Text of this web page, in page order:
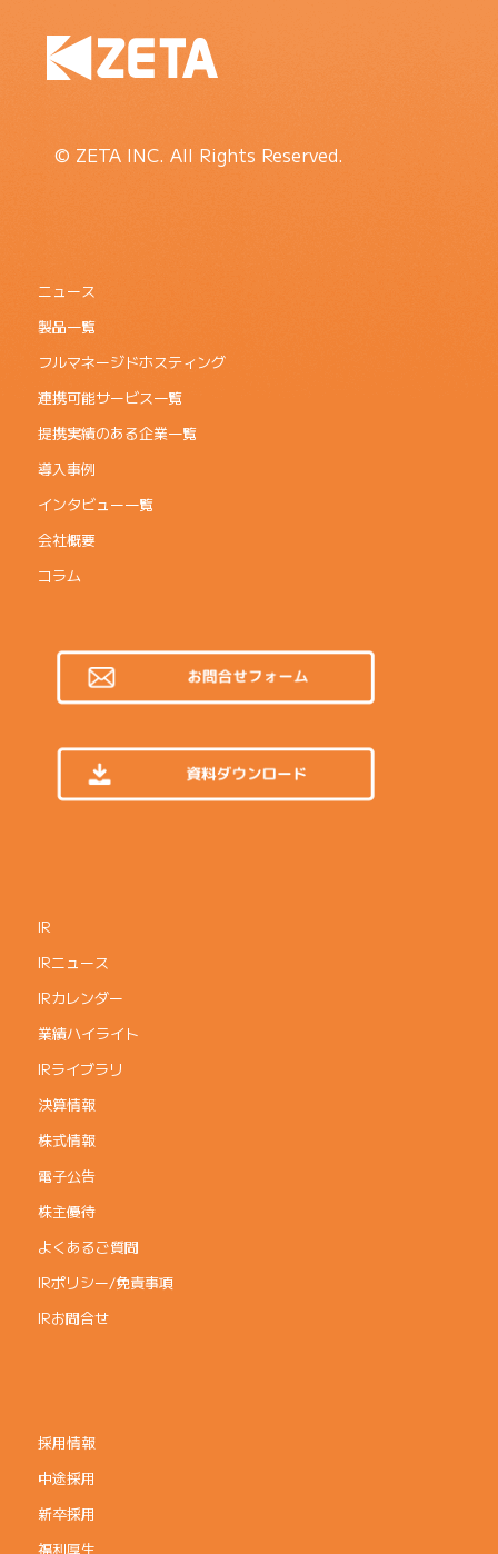
© ZETA INC. All Rights Reserved.
ニュース
製品一覧
フルマネージドホスティング
連携可能サービス一覧
提携実績のある企業一覧
導入事例
インタビュー一覧
会社概要
コラム
IR
IRニュース
IRカレンダー
業績ハイライト
IRライブラリ
決算情報
株式情報
電子公告
株主優待
よくあるご質問
IRポリシー/免責事項
IRお問合せ
採用情報
中途採用
新卒採用
福利厚生